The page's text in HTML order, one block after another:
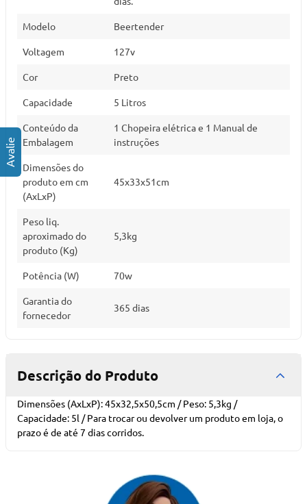
Modelo Beertender
Voltagem 127v
Cor Preto
Capacidade 5 Litros
Conteúdo da
Embalagem
1 Chopeira elétrica e 1 Manual de
instruções
Dimensões do
produto em cm
(AxLxP)
45x33x51cm
Peso liq.
aproximado do
produto (Kg)
5,3kg
Potência (W) 70w
Garantia do
fornecedor
365 dias
Descrição do Produto
Dimensões (AxLxP): 45x32,5x50,5cm / Peso: 5,3kg /
Capacidade: 5l / Para trocar ou devolver um produto em loja, o
prazo é de até 7 dias corridos.